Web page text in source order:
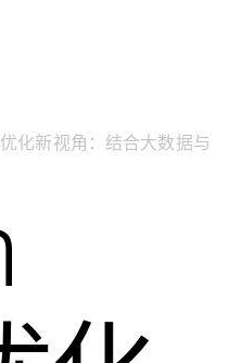
优化新视角：结合大数据与